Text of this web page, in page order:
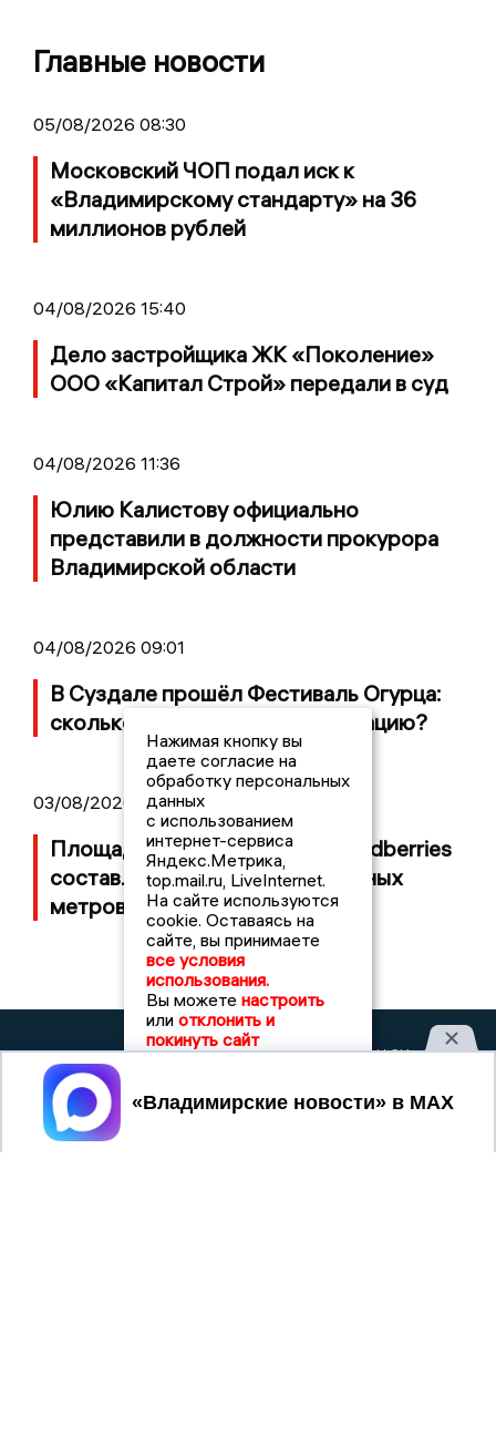
Главные новости
05/08/2026 08:30
Московский ЧОП подал иск к
«Владимирскому стандарту» на 36
миллионов рублей
04/08/2026 15:40
Дело застройщика ЖК «Поколение»
ООО «Капитал Строй» передали в суд
04/08/2026 11:36
Юлию Калистову официально
представили в должности прокурора
Владимирской области
04/08/2026 09:01
В Суздале прошёл Фестиваль Огурца:
сколько потратили на организацию?
03/08/2026 14:13
Площадь пожара на складе Wildberries
составляет 100 тысяч квадратных
метров
ВЛАДИМИРСКИЕ
НОВОСТИ
2017 © NEWSVLADIMIR.RU | СИ
Учредитель (соучредители): Общество с ограниченной
ответственностью «РЕГИОНАЛЬНЫЕ НОВОСТИ» (ОГРН
Нажимая кнопку вы
даете согласие на
обработку персональных
данных
с использованием
интернет-сервиса
Яндекс.Метрика,
top.mail.ru, LiveInternet.
На сайте используются
cookie. Оставаясь на
сайте, вы принимаете
все условия
использования.
Вы можете настроить
или отклонить и
покинуть сайт
Принять